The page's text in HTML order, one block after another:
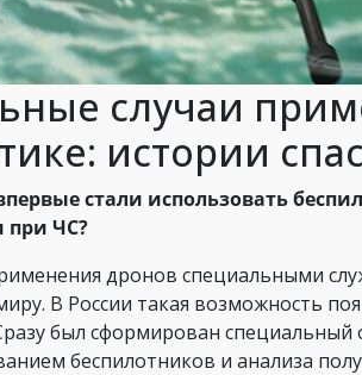
случаи
истории
стали использовать
при ЧС?
дронов специальными
В России такая возможность
был сформирован
беспилотников и анализа